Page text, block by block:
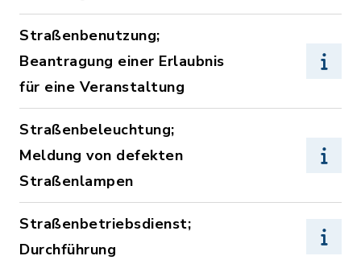
Straßenbenutzung;
Beantragung einer Erlaubnis
für eine Veranstaltung
Straßenbeleuchtung;
Meldung von defekten
Straßenlampen
Straßenbetriebsdienst;
Durchführung